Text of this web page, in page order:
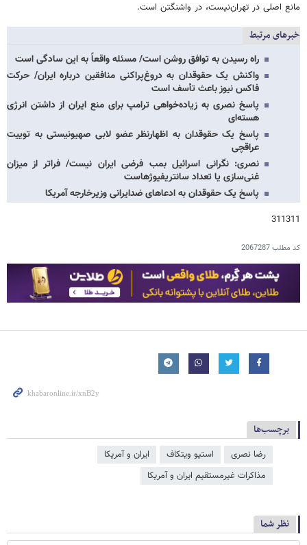
مانع اصلی در تهران‌نیست، در واشنگتن است.
خبرهای مرتبط
راه رسیدن به توافق روشن است/ مسئله واقعاً به این سادگی است
واکنش یک حقوقدان به دروغ‌پراکنی منافقین درباره ایران/ حرکت
فاکس نیوز باعث تأسف است
پاسخ نصری به زیاده‌خواهی ترامپ برای منع ایران از داشتن انرژی
هسته‌ای
پاسخ یک حقوقدان به اظهارنظر عضو لابی صهیونیستی به توییت
عراقچی
نصری: نگرانی اسرائیل بمب فرضی ایران نیست/ فراتر از میزان
غنی‌سازی یا تعداد سانتریفیوژهاست
پاسخ یک حقوقدان به ادعاهای ضدایرانی وزیرخارجه آمریکا
311311
کد مطلب2067287
برچسب‌ها
رضا نصری استیو ویتکاف
ایران و آمریکا
مذاكرات غيرمستقيم ايران و آمریکا
نظر شما